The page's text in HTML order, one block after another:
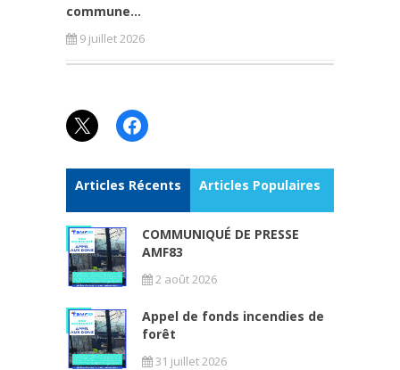
commune...
9 juillet 2026
X Facebook
Articles Récents Articles Populaires
COMMUNIQUÉ DE PRESSE
AMF83
2 août 2026
Appel de fonds incendies de
forêt
31 juillet 2026